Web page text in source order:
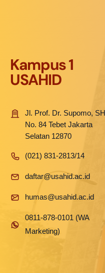
Kampus 1
USAHID
Jl. Prof. Dr. Supomo, SH
No. 84 Tebet Jakarta
Selatan 12870
(021) 831-2813/14
daftar@usahid.ac.id
humas@usahid.ac.id
0811-878-0101 (WA
Marketing)